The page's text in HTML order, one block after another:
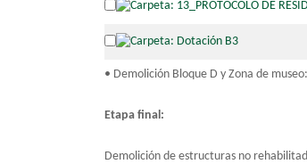
• Demolición Bloque D y Zona de
Etapa final:
Demolición de estructuras no